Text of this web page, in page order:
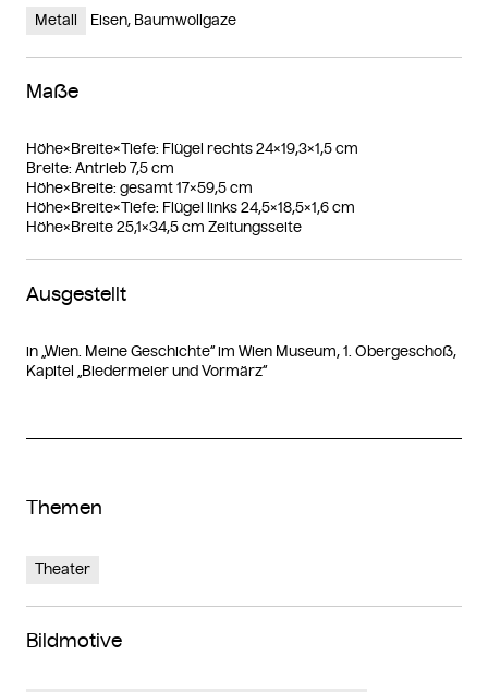
Metall Eisen, Baumwollgaze
Maße
Höhe×Breite×Tiefe: Flügel rechts 24×19,3×1,5 cm
Breite: Antrieb 7,5 cm
Höhe×Breite: gesamt 17×59,5 cm
Höhe×Breite×Tiefe: Flügel links 24,5×18,5×1,6 cm
Höhe×Breite 25,1×34,5 cm Zeitungsseite
Ausgestellt
in „Wien. Meine Geschichte“ im Wien Museum, 1. Obergeschoß,
Kapitel „Biedermeier und Vormärz“
Themen
Theater
Bildmotive